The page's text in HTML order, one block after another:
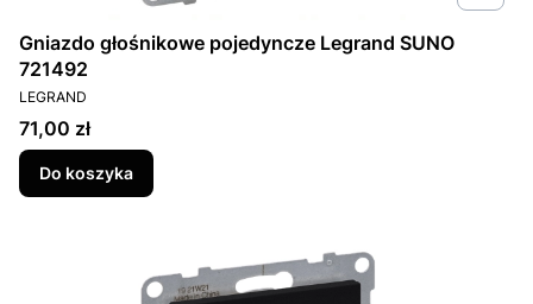
Gniazdo głośnikowe pojedyncze Legrand SUNO
721492
PRODUCENT
LEGRAND
Cena
71,00 zł
Do koszyka